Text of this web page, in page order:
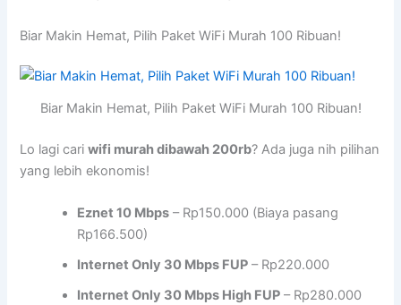
Biar Makin Hemat, Pilih Paket WiFi Murah 100 Ribuan!
Biar Makin Hemat, Pilih Paket WiFi Murah 100 Ribuan!
Lo lagi cariwifi murah dibawah 200rb? Ada juga nih pilihan
yang lebih ekonomis!
Eznet 10 Mbps – Rp150.000 (Biaya pasang
Rp166.500)
Internet Only 30 Mbps FUP – Rp220.000
Internet Only 30 Mbps High FUP – Rp280.000